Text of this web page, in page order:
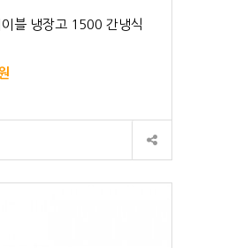
블 냉장고 1500 간냉식